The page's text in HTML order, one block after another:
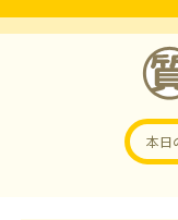
本日